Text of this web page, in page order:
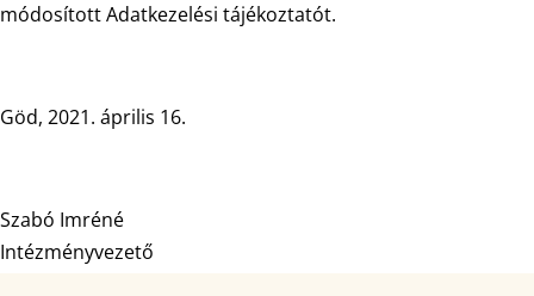
módosított Adatkezelési tájékoztatót.
Göd, 2021. április 16.
Szabó Imréné
Intézményvezető